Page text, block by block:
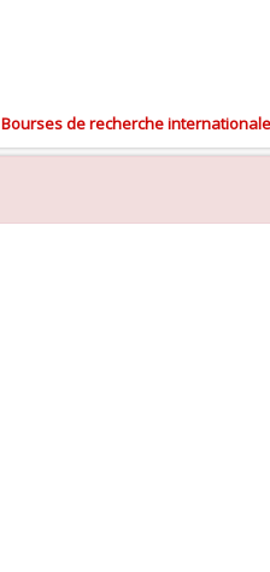
Bourses de recherche